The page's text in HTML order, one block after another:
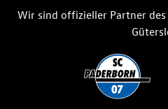
Wir sind offizieller Partner des